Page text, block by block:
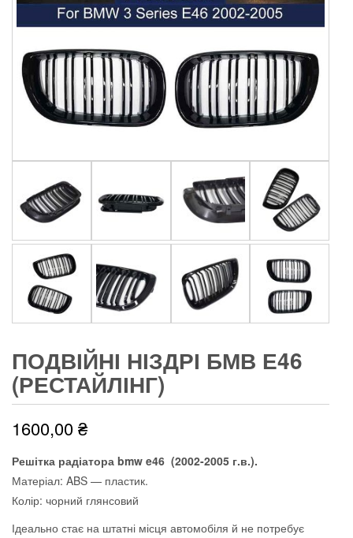
ПОДВІЙНІ НІЗДРІ БМВ Е46
(РЕСТАЙЛІНГ)
1600,00₴
Решітка радіатора bmw e46 (2002-2005 г.в.).
Матеріал: ABS — пластик.
Колір: чорний глянсовий
Ідеально стає на штатні місця автомобіля й не потребує